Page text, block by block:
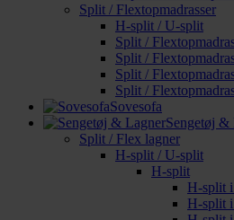
Split / Flextopmadrasser
H-split / U-split
Split /
Split /
Split /
Split /
Sovesofa
Sengetøj &
Split / Flex lagner
H-split / U-split
H-split
H-split
H-split